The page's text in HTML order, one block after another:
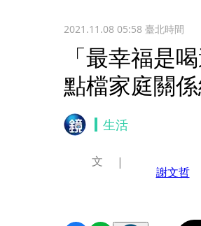
2021.11.08 05:58臺北時間
「最幸福是
點檔家庭關
生活
文
謝文哲